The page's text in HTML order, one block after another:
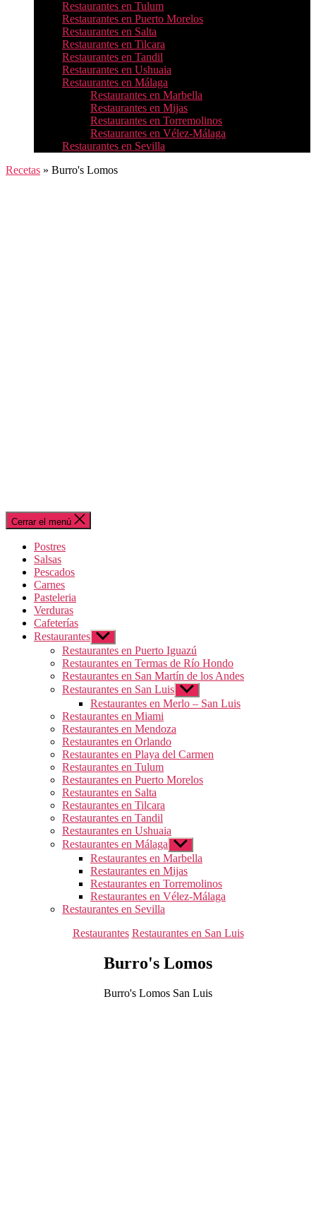
Restaurantes en Tulum
Restaurantes en Puerto Morelos
Restaurantes en Salta
Restaurantes en Tilcara
Restaurantes en Tandil
Restaurantes en Ushuaia
Restaurantes en Málaga
Restaurantes en Marbella
Restaurantes en Mijas
Restaurantes en Torremolinos
Restaurantes en Vélez-Málaga
Restaurantes en Sevilla
Recetas » Burro's Lomos
Cerrar el menú
Postres
Salsas
Pescados
Carnes
Pasteleria
Verduras
Cafeterías
Restaurantes Mostrar
el
submenú
Restaurantes en Puerto Iguazú
Restaurantes en Termas de Río Hondo
Restaurantes en San Martín de los Andes
Restaurantes en San Luis Mostrar
el
submenú
Restaurantes en Merlo – San Luis
Restaurantes en Miami
Restaurantes en Mendoza
Restaurantes en Orlando
Restaurantes en Playa del Carmen
Restaurantes en Tulum
Restaurantes en Puerto Morelos
Restaurantes en Salta
Restaurantes en Tilcara
Restaurantes en Tandil
Restaurantes en Ushuaia
Restaurantes en Málaga Mostrar
el
submenú
Restaurantes en Marbella
Restaurantes en Mijas
Restaurantes en Torremolinos
Restaurantes en Vélez-Málaga
Restaurantes en Sevilla
Categorías
Restaurantes Restaurantes en San Luis
Burro's Lomos
Burro's Lomos San Luis